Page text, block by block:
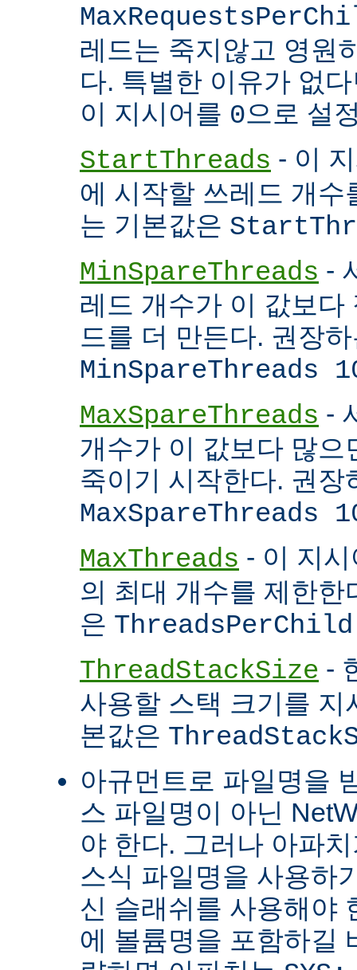
레드는 죽지않고 영원
다. 특별한 이유가 없
이 지시어를 0으로 설
StartThreads - 이
에 시작할 쓰레드 개수
는 기본값은
MinSpareThreads -
레드 개수가 이 값보다
드를 더 만든다. 권장
MinSpareThreads
MaxSpareThreads -
개수가 이 값보다 많으
죽이기 시작한다. 권장
MaxSpareThreads
MaxThreads - 이 지
의 최대 개수를 제한한
은
ThreadStackSize -
사용할 스택 크기를 지
본값은
아규먼트로 파일명을
스 파일명이 아닌
야 한다. 그러나 아파
스식 파일명을 사용하
신 슬래쉬를 사용해야
에 볼륨명을 포함하길